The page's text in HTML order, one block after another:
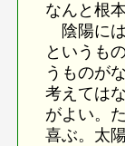
なんと根
陰陽に
というも
うものが
考えては
がよい。
喜ぶ。太